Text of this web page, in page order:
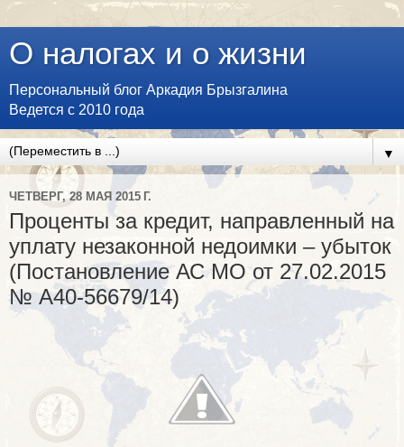
О налогах и о жизни
Персональный блог Аркадия Брызгалина
Ведется с 2010 года
▼
ЧЕТВЕРГ, 28 МАЯ 2015 Г.
Проценты за кредит, направленный на
уплату незаконной недоимки – убыток
(Постановление АС МО от 27.02.2015
№ А40-56679/14)